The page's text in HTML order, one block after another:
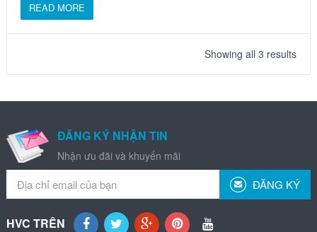
READ MORE
Showing all 3 results
ĐĂNG KÝ NHẬN TIN
Nhận ưu đãi và khuyến mãi
ĐĂNG KÝ
HVC TRÊN